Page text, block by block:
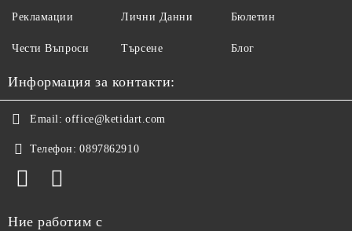
Рекламации
Чести Въпроси
Лични Данни
Търсене
Бюлетин
Блог
Информация за контакти:
Email: office@ketidart.com
Телефон: 0897862910
Ние работим с